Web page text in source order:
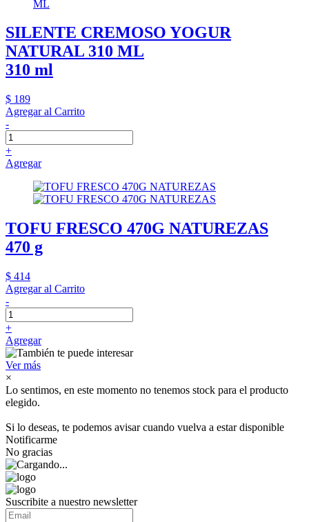
SILENTE CREMOSO YOGUR
NATURAL 310 ML
310 ml
$ 189
Agregar al Carrito
-
+
Agregar
TOFU FRESCO 470G NATUREZAS
470 g
$ 414
Agregar al Carrito
-
+
Agregar
Ver más
×
Lo sentimos, en este momento no tenemos stock para el producto
elegido.
Si lo deseas, te podemos avisar cuando vuelva a estar disponible
Notificarme
No gracias
Suscribite a nuestro newsletter